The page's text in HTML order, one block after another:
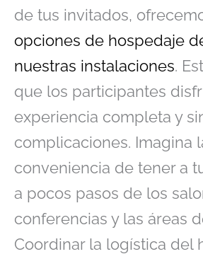
de tus invitados,
opciones de hospedaje
nuestras instalaciones.
que los participantes
experiencia completa y
complicaciones. Imagina
conveniencia de tener a
a pocos pasos de los
conferencias y las áreas
Coordinar la logística del